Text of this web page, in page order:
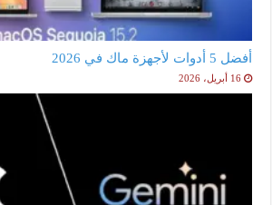
أفضل 5 أدوات لأجهزة ماك في 2026
16 أبريل، 2026